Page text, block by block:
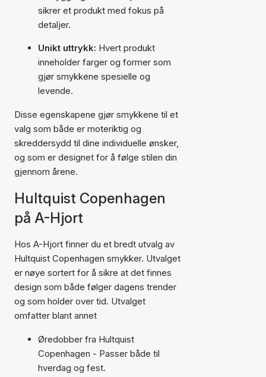
sikrer et produkt med fokus på
detaljer.
Unikt uttrykk: Hvert produkt
inneholder farger og former som
gjør smykkene spesielle og
levende.
Disse egenskapene gjør smykkene til et
valg som både er moteriktig og
skreddersydd til dine individuelle ønsker,
og som er designet for å følge stilen din
gjennom årene.
Hultquist Copenhagen
på A-Hjort
Hos A-Hjort finner du et bredt utvalg av
Hultquist Copenhagen smykker. Utvalget
er nøye sortert for å sikre at det finnes
design som både følger dagens trender
og som holder over tid. Utvalget
omfatter blant annet
Øredobber fra Hultquist
Copenhagen - Passer både til
hverdag og fest.